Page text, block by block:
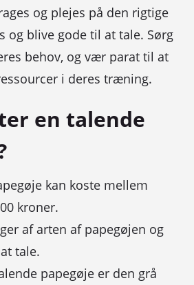
og plejes på den rigtige
og blive gode til at tale. Sørg
behov, og vær parat til at
i deres træning.
en talende
kan koste mellem
kroner.
af arten af papegøjen og
tale.
papegøje er den grå